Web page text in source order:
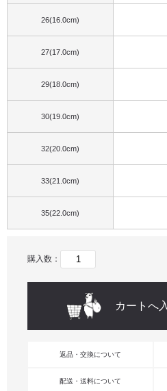
26(16.0cm)
27(17.0cm)
29(18.0cm)
30(19.0cm)
32(20.0cm)
33(21.0cm)
35(22.0cm)
購入数：
返品・交換について
配送・送料について